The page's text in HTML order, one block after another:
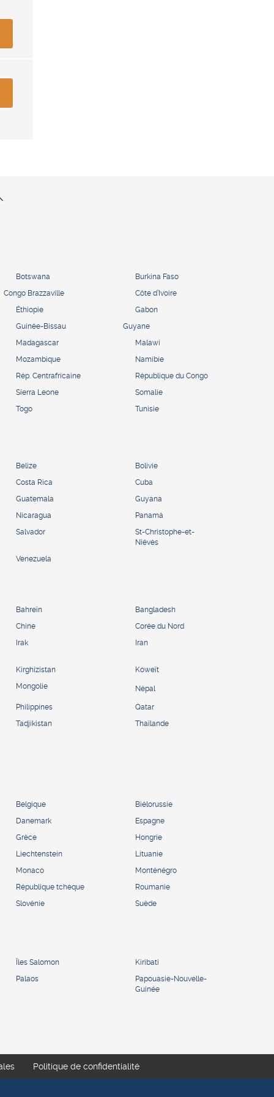
Botswana
Burkina Faso
Congo Brazzaville
Côte d’Ivoire
Éthiopie
Gabon
Guinée-Bissau
Guyane
Madagascar
Malawi
Mozambique
Namibie
Rép. Centrafricaine
République du Congo
Sierra Leone
Somalie
Togo
Tunisie
Belize
Bolivie
Costa Rica
Cuba
Guatemala
Guyana
Nicaragua
Panamá
Salvador
St-Christophe-et-
Niévès
Venezuela
Bahreïn
Bangladesh
Chine
Corée du Nord
Irak
Iran
Kirghizistan
Koweït
Mongolie
Népal
Philippines
Qatar
Tadjikistan
Thaïlande
Belgique
Biélorussie
Danemark
Espagne
Grèce
Hongrie
Liechtenstein
Lituanie
Monaco
Monténégro
République tchèque
Roumanie
Slovénie
Suède
Îles Salomon
Kiribati
Palaos
Papouasie-Nouvelle-
Guinée
Politique de confidentialité